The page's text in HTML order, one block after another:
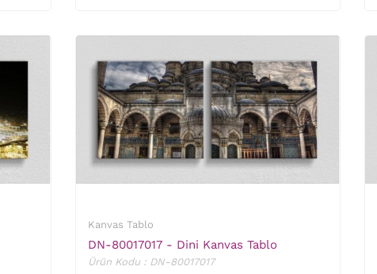
Kanvas Tablo
DN-80017017 - Dini Kanvas Tablo
Ürün Kodu : DN-80017017